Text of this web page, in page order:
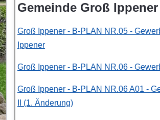
Gemeinde Groß Ippener
Groß Ippener - B-PLAN NR.05 -
Ippener
Groß Ippener - B-PLAN NR.06 -
Groß Ippener - B-PLAN NR.06 A01 -
II (1. Änderung)